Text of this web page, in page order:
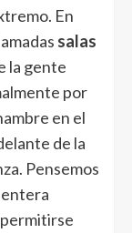
En
salas
la gente
por
en el
de la
Pensemos